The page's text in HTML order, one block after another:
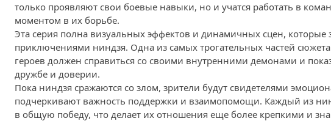
только проявляют свои боевые навыки, но и учатся работать в
моментом в их борьбе.
Эта серия полна визуальных эффектов и динамичных сцен, которые
приключениями ниндзя. Одна из самых трогательных частей
героев должен справиться со своими внутренними демонами и
дружбе и доверии.
Пока ниндзя сражаются со злом, зрители будут свидетелями
подчеркивают важность поддержки и взаимопомощи. Каждый из
в общую победу, что делает их отношения еще более крепкими и